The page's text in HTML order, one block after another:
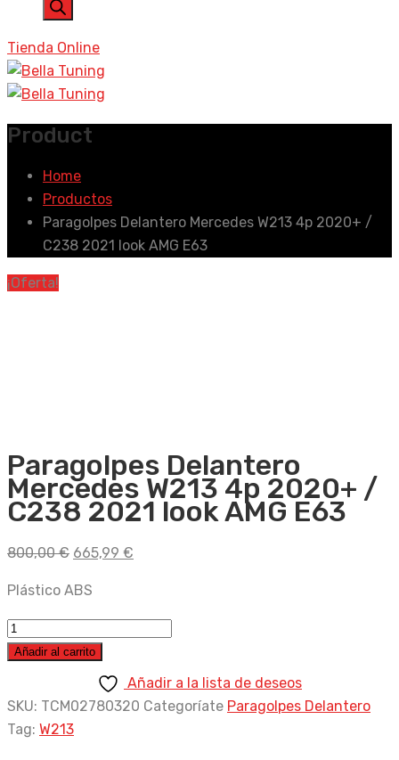
de
Tienda Online
Product
Home
Productos
Paragolpes Delantero Mercedes W213 4p 2020+ /
C238 2021 look AMG E63
¡Oferta!
Paragolpes Delantero
Mercedes W213 4p 2020+ /
C238 2021 look AMG E63
800,00€ El
original
era:
800,00 €.
665,99 €
es:
Plástico ABS
Paragolpes
Delantero
W213
4p
2020+
Añadir al carrito
Añadir a la lista de deseos
SKU: TCM02780320 Categoríate Paragolpes Delantero
Tag: W213